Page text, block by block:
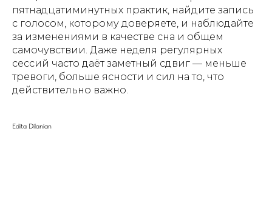
пятнадцатиминутных практик, найдите запись
с голосом, которому доверяете, и наблюдайте
за изменениями в качестве сна и общем
самочувствии. Даже неделя регулярных
сессий часто даёт заметный сдвиг — меньше
тревоги, больше ясности и сил на то, что
действительно важно.
Edita Dilanian